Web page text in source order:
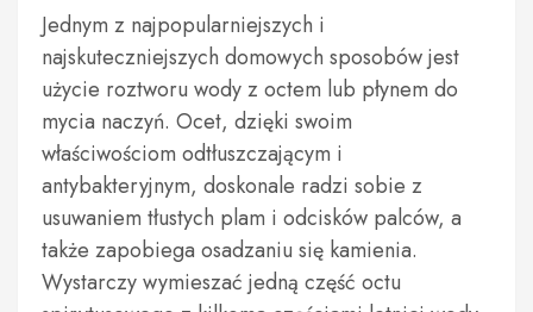
Jednym z najpopularniejszych i
najskuteczniejszych domowych sposobów jest
użycie roztworu wody z octem lub płynem do
mycia naczyń. Ocet, dzięki swoim
właściwościom odtłuszczającym i
antybakteryjnym, doskonale radzi sobie z
usuwaniem tłustych plam i odcisków palców, a
także zapobiega osadzaniu się kamienia.
Wystarczy wymieszać jedną część octu